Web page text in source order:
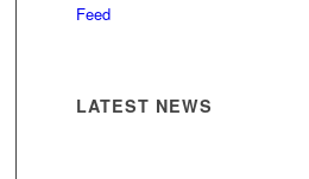
Feed
LATEST NEWS